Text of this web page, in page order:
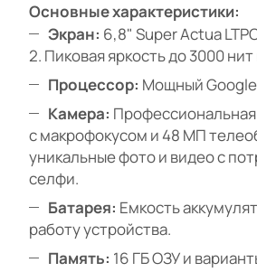
Основные характеристики:
Экран: 6,8" Super Actua
2. Пиковая яркость до 3000
Процессор: Мощный Google
Камера:
с макрофокусом и 48 МП
уникальные фото и видео с
селфи.
Батарея: Емкость
работу устройства.
Память: 16 ГБ ОЗУ и